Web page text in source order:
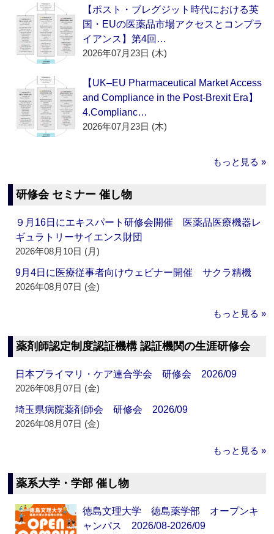
【ポスト・ブレグジット時代における英
国・EUの医薬品市場アクセスとコンプラ
イアンス】第4回…
2026年07月23日 (木)
【UK–EU Pharmaceutical Market Access
and Compliance in the Post-Brexit Era】
4.Complianc…
2026年07月23日 (木)
もっと見る »
研修会 セミナー 催し物
９月16日にエキスパート研修会開催 医薬品医療機器レ
ギュラトリーサイエンス財団
2026年08月10日 (月)
9月4日に医療従事者向けウェビナー開催 サクラ精機
2026年08月07日 (金)
もっと見る »
薬剤師認定制度認証機構 認証機関の生涯研修会
日本プライマリ・ケア連合学会 研修会 2026/09
2026年08月07日 (金)
埼玉県病院薬剤師会 研修会 2026/09
2026年08月07日 (金)
もっと見る »
薬系大学・学部 催し物
徳島文理大学 徳島薬学部 オープンキ
ャンパス 2026/08-2026/09